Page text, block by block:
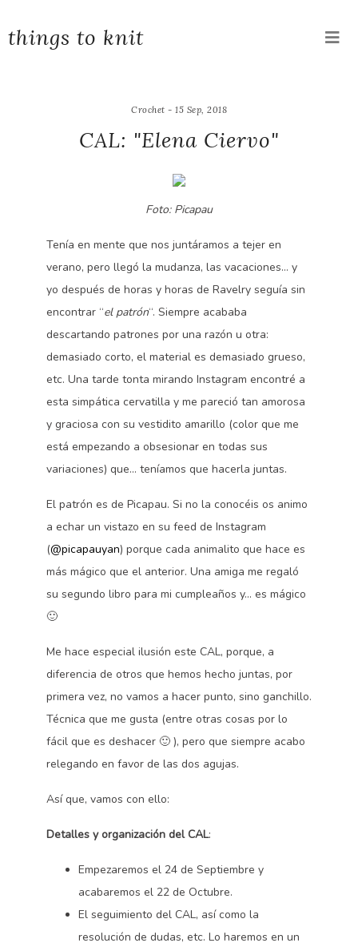
things to knit
Crochet - 15 Sep, 2018
CAL: "Elena Ciervo"
Foto: Picapau
Tenía en mente que nos juntáramos a tejer en
verano, pero llegó la mudanza, las vacaciones… y
yo después de horas y horas de Ravelry seguía sin
encontrar “el patrón“. Siempre acababa
descartando patrones por una razón u otra:
demasiado corto, el material es demasiado grueso,
etc. Una tarde tonta mirando Instagram encontré a
esta simpática cervatilla y me pareció tan amorosa
y graciosa con su vestidito amarillo (color que me
está empezando a obsesionar en todas sus
variaciones) que… teníamos que hacerla juntas.
El patrón es de Picapau. Si no la conocéis os animo
a echar un vistazo en su feed de Instagram
(@picapauyan) porque cada animalito que hace es
más mágico que el anterior. Una amiga me regaló
su segundo libro para mi cumpleaños y… es mágico
🙂
Me hace especial ilusión este CAL, porque, a
diferencia de otros que hemos hecho juntas, por
primera vez, no vamos a hacer punto, sino ganchillo.
Técnica que me gusta (entre otras cosas por lo
fácil que es deshacer 🙂 ), pero que siempre acabo
relegando en favor de las dos agujas.
Así que, vamos con ello:
Detalles y organización del CAL:
Empezaremos el 24 de Septiembre y
acabaremos el 22 de Octubre.
El seguimiento del CAL, así como la
resolución de dudas, etc. Lo haremos en un